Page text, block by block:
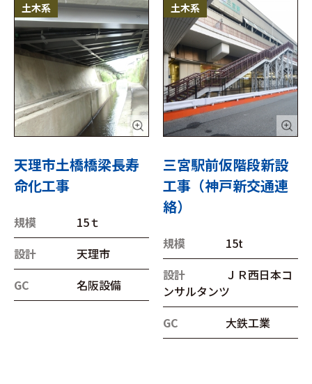
土木系
天理市土橋橋梁長寿
命化工事
規模
15ｔ
設計
天理市
GC
名阪設備
土木系
三宮駅前仮階段新設
工事（神戸新交通連
絡）
規模
15t
設計
ＪＲ西日本コ
ンサルタンツ
GC
大鉄工業